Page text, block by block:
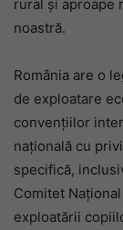
rural şi aproape
noastră.
România are o
de exploatare
convenţiilor
naţională cu
specifică,
Comitet
exploatării